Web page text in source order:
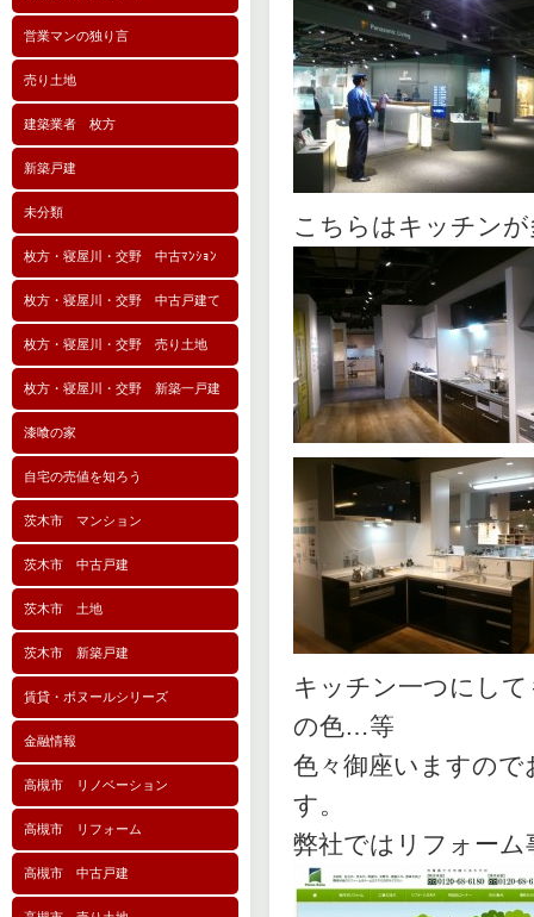
営業マンの独り言
売り土地
建築業者 枚方
新築戸建
未分類
枚方・寝屋川・交野 中古ﾏﾝｼｮﾝ
枚方・寝屋川・交野 中古戸建て
枚方・寝屋川・交野 売り土地
枚方・寝屋川・交野 新築一戸建
漆喰の家
自宅の売値を知ろう
茨木市 マンション
茨木市 中古戸建
茨木市 土地
茨木市 新築戸建
賃貸・ボヌールシリーズ
金融情報
高槻市 リノベーション
高槻市 リフォーム
高槻市 中古戸建
こちらはキッチン
キッチン一つにし
の色…等
色々御座いますの
す。
弊社ではリフォー